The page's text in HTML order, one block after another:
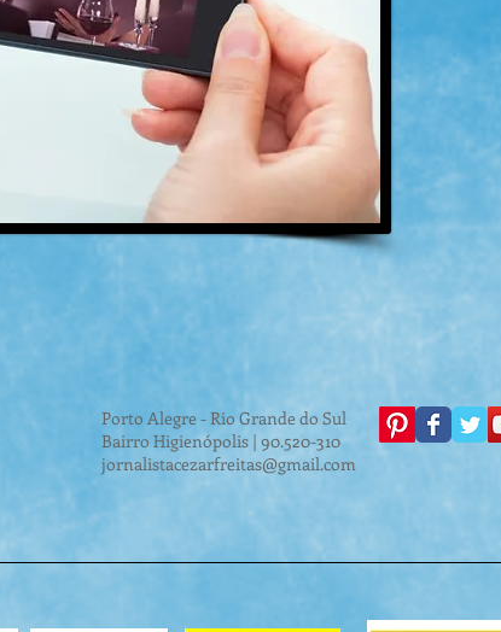
Porto Alegre - Rio Grande do Sul
Bairro Higienópolis | 90.520-310
jornalistacezarfreitas@gmail.com